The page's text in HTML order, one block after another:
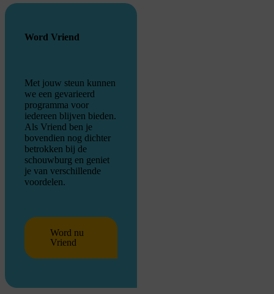
Word Vriend
Met jouw steun kunnen
we een gevarieerd
programma voor
iedereen blijven bieden.
Als Vriend ben je
bovendien nog dichter
betrokken bij de
schouwburg en geniet
je van verschillende
voordelen.
Word nu
Vriend